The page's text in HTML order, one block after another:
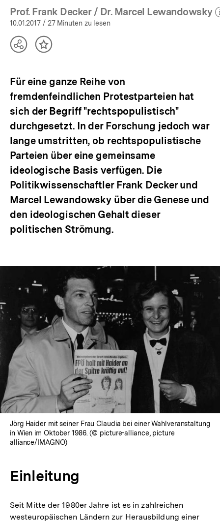
Prof. Frank Decker / Dr. Marcel Lewandowsky
(Mehr zum Autor)
10.01.2017 / 27 Minuten zu lesen
TeilenInhalt
Für eine ganze Reihe von
fremdenfeindlichen Protestparteien hat
sich der Begriff "rechtspopulistisch"
durchgesetzt. In der Forschung jedoch war
lange umstritten, ob rechtspopulistische
Parteien über eine gemeinsame
ideologische Basis verfügen. Die
Politikwissenschaftler Frank Decker und
Marcel Lewandowsky über die Genese und
den ideologischen Gehalt dieser
politischen Strömung.
Jörg Haider mit seiner Frau Claudia bei einer Wahlveranstaltung
in Wien im Oktober 1986. (© picture-alliance, picture
alliance/IMAGNO)
Einleitung
Seit Mitte der 1980er Jahre ist es in zahlreichen
westeuropäischen Ländern zur Herausbildung einer